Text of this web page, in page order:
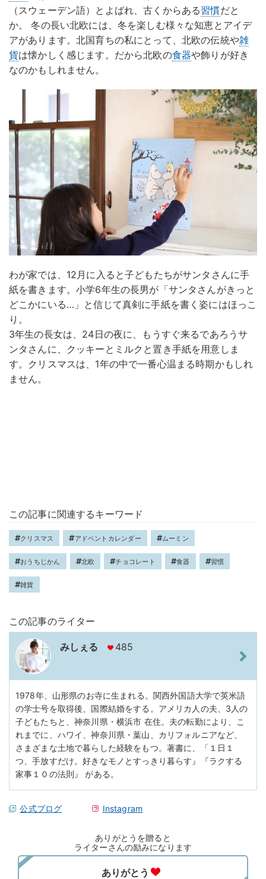
（スウェーデン語）とよばれ、古くからある習慣だと
か。 冬の長い北欧には、冬を楽しむ様々な知恵とアイデ
アがあります。北国育ちの私にとって、北欧の伝統や雑
貨は懐かしく感じます。だから北欧の食器や飾りが好き
なのかもしれません。
わが家では、12月に入ると子どもたちがサンタさんに手
紙を書きます。小学6年生の長男が「サンタさんがきっと
どこかにいる…」と信じて真剣に手紙を書く姿にはほっこ
り。
3年生の長女は、24日の夜に、もうすぐ来るであろうサ
ンタさんに、クッキーとミルクと置き手紙を用意しま
す。クリスマスは、1年の中で一番心温まる時期かもしれ
ません。
この記事に関連するキーワード
クリスマス アドベントカレンダー ムーミン
おうちじかん 北欧 チョコレート 食器 習慣
雑貨
この記事のライター
みしぇる 485
1978年、山形県のお寺に生まれる。関西外国語大学で英米語
の学士号を取得後、国際結婚をする。アメリカ人の夫、3人の
子どもたちと、神奈川県・横浜市 在住。夫の転勤により、こ
れまでに、ハワイ、神奈川県・葉山、カリフォルニアなど、
さまざまな土地で暮らした経験をもつ。著書に、「１日１
つ、手放すだけ。好きなモノとすっきり暮らす』『ラクする
家事１０の法則』 がある。
公式ブログ Instagram
ありがとうを贈ると
ライターさんの励みになります